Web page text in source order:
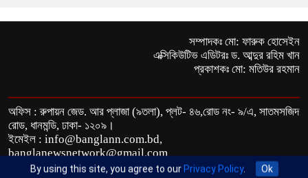
সম্পাদকঃ মো: ফারুক হোসেইন
এক্সিকিউটিভ এডিটরঃ ড. আব্দুর রহিম খান
প্রকাশকঃ মো: মতিউর রহমান
অফিস : রুপায়ন জেড. আর প্লাজা (৯তলা), প্লট- ৪৬,রোড নং- ৯/এ, সাতমসজিদ
রোড, ধানমন্ডি, ঢাকা- ১২০৯।
ইমেইল : info@banglann.com.bd,
banglanewsnetwork@gmail.com
মোবাইল : +৮৮ ০২ ২২২২৪৬৯১৮, ০২২২২২৪৬৪৪৯
By using this site, you agree to our Privacy Policy. Ok